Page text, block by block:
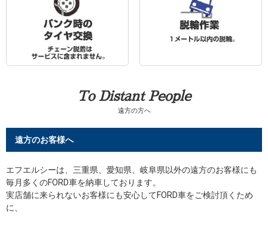
To Distant People
遠方の方へ
遠方のお客様へ
エフエルシーは、三重県、愛知県、岐阜県以外の遠方のお客様にも
毎月多くのFORD車を納車しております。
実店舗に来られないお客様にも安心してFORD車をご検討頂くため
に、